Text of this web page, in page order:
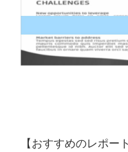
【おすすめのレポート